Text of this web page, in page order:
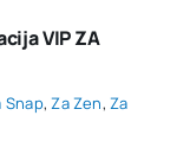
VIP ZA
Snap,Za Zen,Za